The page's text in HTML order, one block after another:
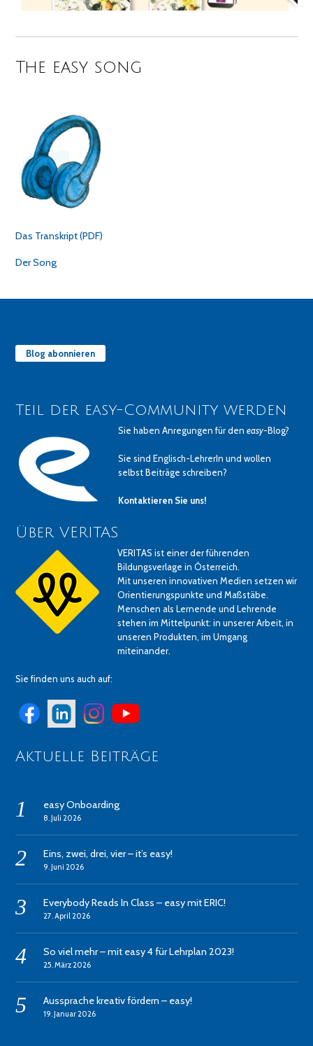
The easy song
Das Transkript (PDF)
Der Song
Blog abonnieren
Teil der easy-Community werden
Sie haben Anregungen für deneasy-Blog?
Sie sind Englisch-LehrerIn und wollen
selbst Beiträge schreiben?
Kontaktieren Sie uns!
Über VERITAS
VERITAS ist einer der führenden
Bildungsverlage in Österreich.
Mit unseren innovativen Medien setzen wir
Orientierungspunkte und Maßstäbe.
Menschen als Lernende und Lehrende
stehen im Mittelpunkt: in unserer Arbeit, in
unseren Produkten, im Umgang
miteinander.
Sie finden uns auch auf:
Aktuelle Beiträge
easy Onboarding
8. Juli 2026
Eins, zwei, drei, vier – it’s easy!
9. Juni 2026
Everybody Reads In Class – easy mit ERIC!
27. April 2026
So viel mehr – mit easy 4 für Lehrplan 2023!
25. März 2026
Aussprache kreativ fördern – easy!
19. Januar 2026